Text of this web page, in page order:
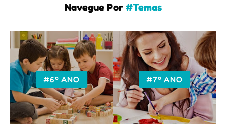
Navegue Por #Temas
#6º ANO #7º ANO